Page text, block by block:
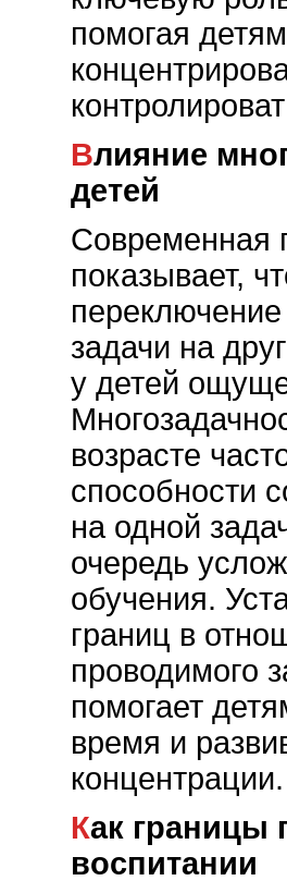
помогая
Влияние многозадачности на
детей
Современная
показывает,
задачи на
у детей
возрасте
способности
на одной
очередь
обучения.
границ в
проводимого
помогает
время и
концентрации.
Как границы помогают в
воспитании